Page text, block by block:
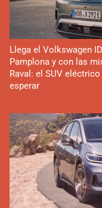
Llega el Volkswagen
Pamplona y con las
Raval: el SUV
esperar